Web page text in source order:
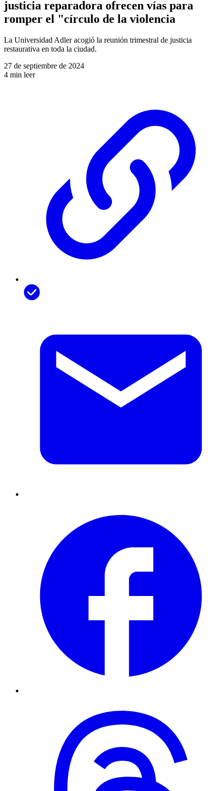
justicia reparadora ofrecen vías para
romper el "círculo de la violencia
La Universidad Adler acogió la reunión trimestral de justicia
restaurativa en toda la ciudad.
27 de septiembre de 2024
4 min leer